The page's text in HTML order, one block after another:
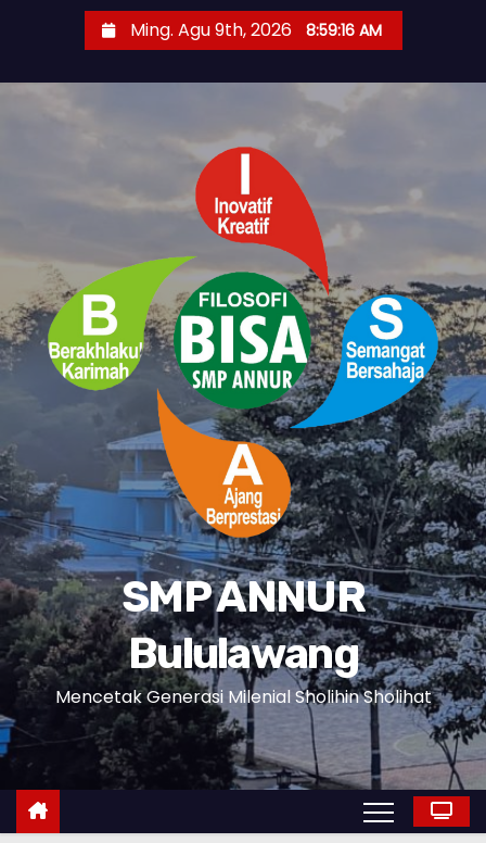
n
e
n
Ming. Agu 9th, 2026 8:59:17 AM
SMP ANNUR
Bululawang
Mencetak Generasi Milenial Sholihin Sholihat